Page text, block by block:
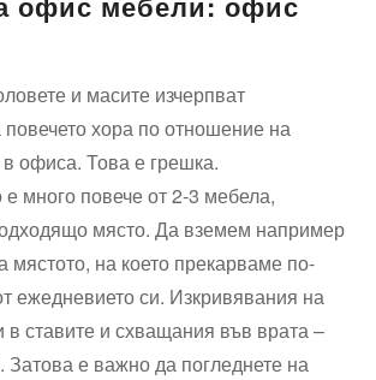
и масите изчерпват
повечето хора по отношение на
офиса. Това е грешка.
много повече от 2-3 мебела,
място. Да вземем например
мястото, на което прекарваме по-
ежедневието си. Изкривявания на
в ставите и схващания във врата –
Затова е важно да погледнете на